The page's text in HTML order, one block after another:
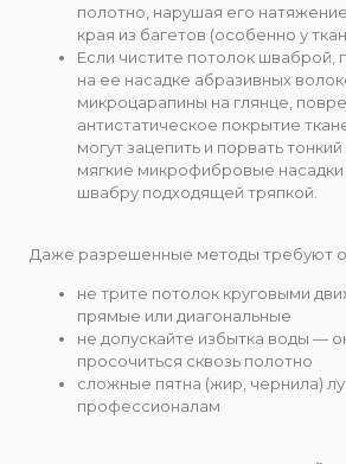
полотно, нарушая его
края из багетов (особенно у
Если чистите потолок шваброй,
на ее насадке абразивных
микроцарапины на глянце,
антистатическое покрытие
могут зацепить и порвать
мягкие микрофибровые
швабру подходящей тряпкой.
Даже разрешенные методы требуют
не трите потолок круговыми
прямые или диагональные
не допускайте избытка воды —
просочиться сквозь полотно
сложные пятна (жир, чернила)
профессионалам